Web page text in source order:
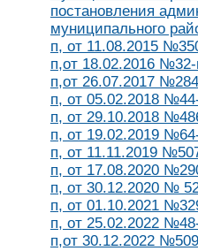
постановления
муниципального
п, от 11.08.2015
п,от 18.02.2016
п,от 26.07.2017
п, от 05.02.2018
п, от 29.10.2018
п, от 19.02.2019
п, от 11.11.2019
п, от 17.08.2020
п, от 30.12.2020 №
п, от 01.10.2021
п, от 25.02.2022
п,от 30.12.2022